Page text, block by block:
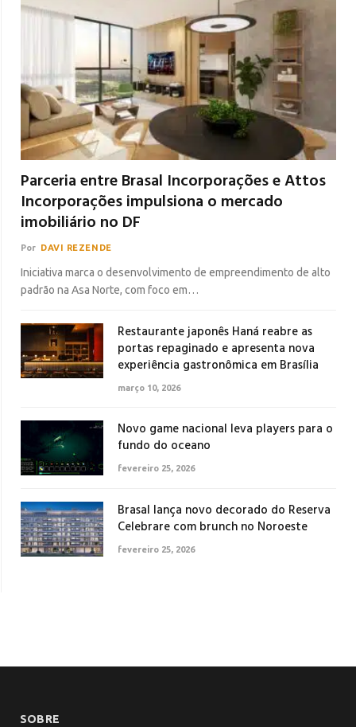
Parceria entre Brasal Incorporações e Attos
Incorporações impulsiona o mercado
imobiliário no DF
Por DAVI REZENDE
Iniciativa marca o desenvolvimento de empreendimento de alto
padrão na Asa Norte, com foco em…
Restaurante japonês Haná reabre as
portas repaginado e apresenta nova
experiência gastronômica em Brasília
março 10, 2026
Novo game nacional leva players para o
fundo do oceano
fevereiro 25, 2026
Brasal lança novo decorado do Reserva
Celebrare com brunch no Noroeste
fevereiro 25, 2026
SOBRE